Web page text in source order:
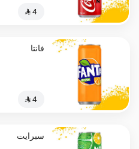
⁨⁦‪‬ 4⁩
فانتا
⁨⁦‪‬ 4⁩
سبرايت